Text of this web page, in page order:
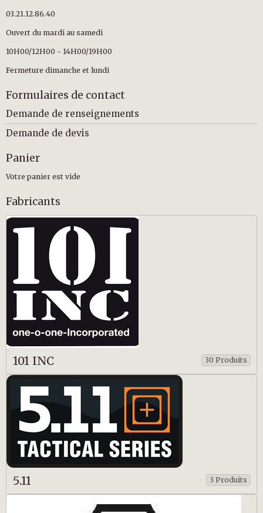
03.21.12.86.40
Ouvert du mardi au samedi
10H00/12H00 - 14H00/19H00
Fermeture dimanche et lundi
Formulaires de contact
Demande de renseignements
Demande de devis
Panier
Votre panier est vide
Fabricants
101 INC 30 Produits
5.11 3 Produits